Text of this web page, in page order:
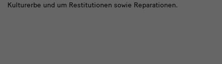
Kulturerbe und um Restitutionen sowie Reparationen.